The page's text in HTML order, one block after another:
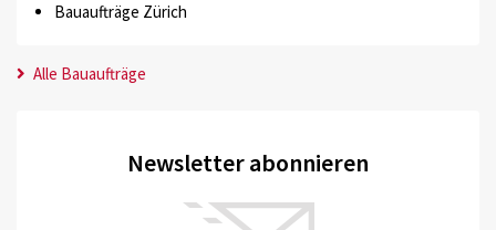
Bauaufträge Zürich
Alle Bauaufträge
Newsletter abonnieren